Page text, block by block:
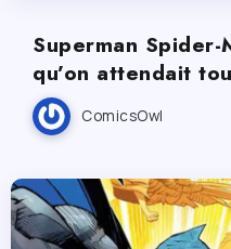
Superman
qu’on attendait
ComicsOwl